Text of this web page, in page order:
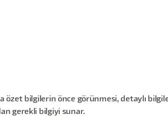
bilgilerin önce görünmesi, detaylı
gerekli bilgiyi sunar.